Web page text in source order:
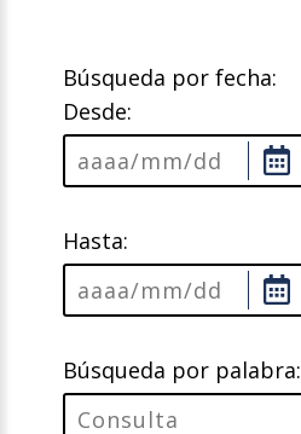
Búsqueda por fecha:
Desde:
Hasta:
Búsqueda por palabra: